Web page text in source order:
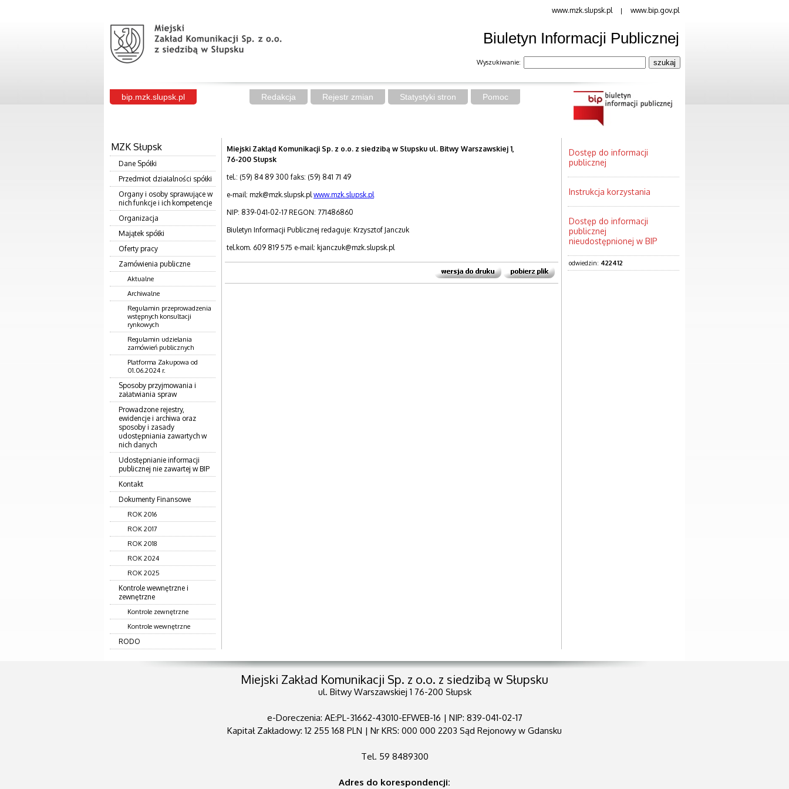
www.mzk.slupsk.pl | www.bip.gov.pl
Biuletyn Informacji Publicznej
Wyszukiwanie:
bip.mzk.slupsk.pl Redakcja Rejestr zmian Statystyki stron Pomoc
MZK Słupsk
Dane Spółki
Przedmiot działalności spółki
Organy i osoby sprawujące w
nich funkcje i ich kompetencje
Organizacja
Majątek spółki
Oferty pracy
Zamówienia publiczne
Aktualne
Archiwalne
Regulamin przeprowadzenia
wstępnych konsultacji
rynkowych
Regulamin udzielania
zamówień publicznych
Platforma Zakupowa od
01.06.2024 r.
Sposoby przyjmowania i
załatwiania spraw
Prowadzone rejestry,
ewidencje i archiwa oraz
sposoby i zasady
udostępniania zawartych w
nich danych
Udostępnianie informacji
publicznej nie zawartej w BIP
Kontakt
Dokumenty Finansowe
ROK 2016
ROK 2017
ROK 2018
ROK 2024
ROK 2025
Kontrole wewnętrzne i
zewnętrzne
Kontrole zewnętrzne
Kontrole wewnętrzne
RODO
Miejski Zakłąd Komunikacji Sp. z o.o. z siedzibą w Słupsku ul. Bitwy Warszawskiej 1,
76-200 Słupsk
tel.: (59) 84 89 300 faks: (59) 841 71 49
e-mail: mzk@mzk.slupsk.plwww.mzk.slupsk.pl
NIP: 839-041-02-17 REGON: 771486860
Biuletyn Informacji Publicznej redaguje: Krzysztof Janczuk
tel.kom. 609 819 575 e-mail: kjanczuk@mzk.slupsk.pl
Dostęp do informacji
publicznej
Instrukcja korzystania
Dostęp do informacji
publicznej
nieudostępnionej w BIP
odwiedzin: 422412
Miejski Zakład Komunikacji Sp. z o.o. z siedzibą w Słupsku
ul. Bitwy Warszawskiej 1 76-200 Słupsk
e-Doreczenia: AE:PL-31662-43010-EFWEB-16 | NIP: 839-041-02-17
Kapitał Zakładowy: 12 255 168 PLN | Nr KRS: 000 000 2203 Sąd Rejonowy w Gdansku
Tel. 59 8489300
Adres do korespondencji: